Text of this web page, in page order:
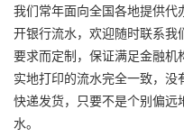
我们常年面向全国各地提供
开银行流水，欢迎随时联系我
要求而定制，保证满足金融
实地打印的流水完全一致，
快递发货，只要不是个别偏
水。